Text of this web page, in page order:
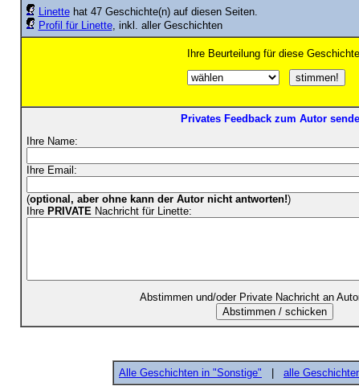
Linettehat 47 Geschichte(n) auf diesen Seiten.
Profil für Linette, inkl. aller Geschichten
Ihre Beurteilung für diese
Privates Feedback zum Autor
Ihre Name:
Ihre Email:
(optional, aber ohne kann der Autor nicht antworten!)
Ihre PRIVATE Nachricht für Linette:
Abstimmen und/oder Private Nachricht an
Alle Geschichten in "Sonstige" alle